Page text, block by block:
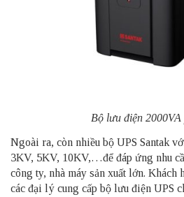
Bộ lưu điện 2000VA
Ngoài ra, còn nhiều bộ UPS Santak
3KV, 5KV, 10KV,…để đáp ứng nhu
công ty, nhà máy sản xuất lớn.
các đại lý cung cấp bộ lưu điện UPS